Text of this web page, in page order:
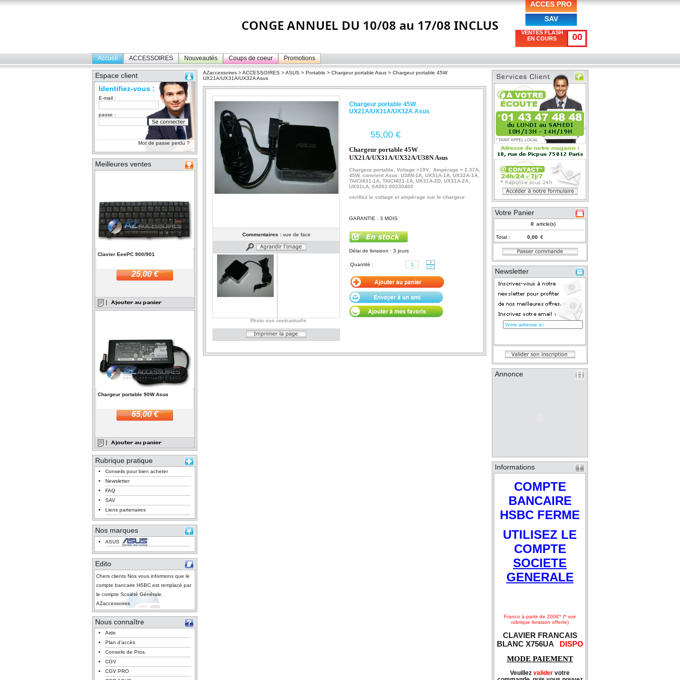
ACCES PRO
SAV
VENTES FLASH
EN COURS
00
Accueil ACCESSOIRES Nouveautés Coups de coeur Promotions
Espace client
Identifiez-vous :
E-mail :
passe :
Mot de passe perdu ?
Meilleures ventes
Clavier EeePC 900/901
25,00 €
Chargeur portable 90W Asus
65,00 €
Rubrique pratique
Conseils pour bien acheter
Newsletter
FAQ
SAV
Liens partenaires
Nos marques
ASUS
Edito
Chers clients Nos vous informons que le
compte bancaire HSBC est remplacé par
le compte Scoiété Générale.
AZaccessoires
Nous connaître
Aide
Plan d'accès
Conseils de Pros.
CGV
CGV PRO
AZaccessoires >ACCESSOIRES >ASUS > Portable > Chargeur portable Asus > Chargeur portable 45W
UX21A/UX31A/UX32A Asus
Commentaires :vue de face
Photo non contractuelle
Chargeur portable 45W
UX21A/UX31A/UX32A Asus
€
Chargeur portable 45W
UX21A/UX31A/UX32A/U38NAsus
Chargeur portable, Voltage =19V, Ampérage = 2.37A,
45W, convient Asus: U38N-1A, UX31A-1A, UX32A-1A,
TAICHI31-1A, TAICHI21-1A, UX31A-2D, UX31A-2A,
UX31LA, 0A001-00230400
verifiez le voltage et ampèrage sur le chargeur
GARANTIE : 3 MOIS
Délai de livraison : 3 jours
Quantité :
Votre Panier
article(s)
Total : €
Newsletter
Annonce
Informations
COMPTE
BANCAIRE
HSBC FERME
UTILISEZ LE
COMPTE
SOCIETE
GENERALE
Franco à partir de 200€* (* voir
rubrique livraison offerte)
CLAVIER FRANCAIS
BLANC X756UA DISPO
MODE PAIEMENT
Veuillez valider votre